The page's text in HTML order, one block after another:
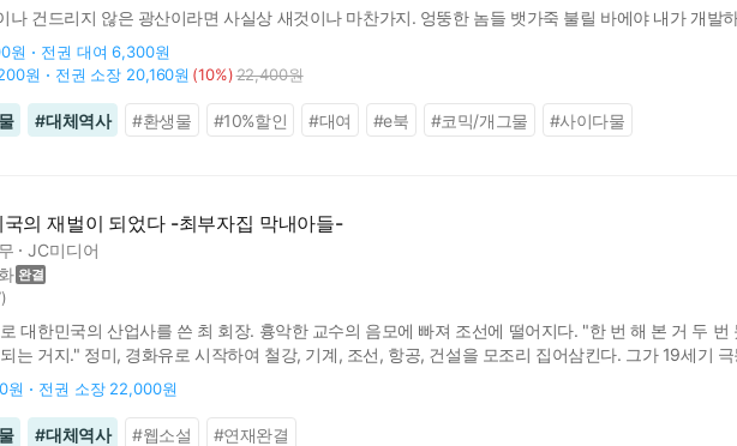
나 건드리지 않은 광산이라면 사실상 새것이나 마찬가지. 엉뚱한 놈들 뱃가죽 불릴 바에야 내가 개발
원 전권 대여 6,300원
원 전권 소장 20,160원 (10%)22,400원
#대체역사 #환생물 #10%할인 #대여 #e북 #코믹/개그물 #사이다물
의 재벌이 되었다 -최부자집 막내아들-
JC미디어
)
대한민국의 산업사를 쓴 최 회장. 흉악한 교수의 음모에 빠져 조선에 떨어지다. "한 번 해 본 거 두
는 거지." 정미, 경화유로 시작하여 철강, 기계, 조선, 항공, 건설을 모조리 집어삼킨다. 그가 19세기
원 전권 소장 22,000원
#대체역사 #웹소설 #연재완결